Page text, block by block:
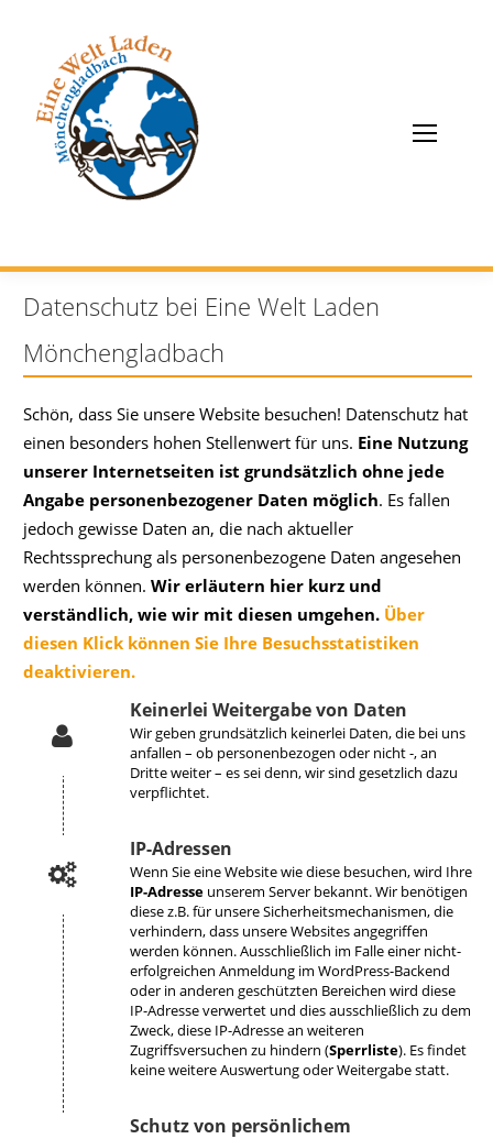
Datenschutz bei Eine Welt Laden
Mönchengladbach
Schön, dass Sie unsere Website besuchen! Datenschutz hat
einen besonders hohen Stellenwert für uns. Eine Nutzung
unserer Internetseiten ist grundsätzlich ohne jede
Angabe personenbezogener Daten möglich. Es fallen
jedoch gewisse Daten an, die nach aktueller
Rechtssprechung als personenbezogene Daten angesehen
werden können. Wir erläutern hier kurz und
verständlich, wie wir mit diesen umgehen. Über
diesen Klick können Sie Ihre Besuchsstatistiken
deaktivieren.
Keinerlei Weitergabe von Daten
Wir geben grundsätzlich keinerlei Daten, die bei uns
anfallen – ob personenbezogen oder nicht -, an
Dritte weiter – es sei denn, wir sind gesetzlich dazu
verpflichtet.
IP-Adressen
Wenn Sie eine Website wie diese besuchen, wird Ihre
IP-Adresseunserem Server bekannt. Wir benötigen
diese z.B. für unsere Sicherheitsmechanismen, die
verhindern, dass unsere Websites angegriffen
werden können. Ausschließlich im Falle einer nicht-
erfolgreichen Anmeldung im WordPress-Backend
oder in anderen geschützten Bereichen wird diese
IP-Adresse verwertet und dies ausschließlich zu dem
Zweck, diese IP-Adresse an weiteren
Zugriffsversuchen zu hindern (Sperrliste). Es findet
keine weitere Auswertung oder Weitergabe statt.
Schutz von persönlichem